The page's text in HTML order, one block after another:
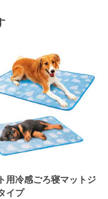
用冷感ごろ寝マットジ
イプ